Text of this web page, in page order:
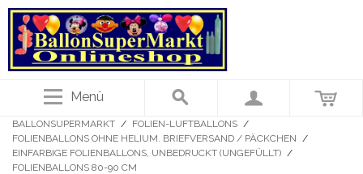
Menü
BALLONSUPERMARKT / FOLIEN-LUFTBALLONS /
FOLIENBALLONS OHNE HELIUM. BRIEFVERSAND / PÄCKCHEN /
EINFARBIGE FOLIENBALLONS, UNBEDRUCKT (UNGEFÜLLT) /
FOLIENBALLONS 80-90 CM